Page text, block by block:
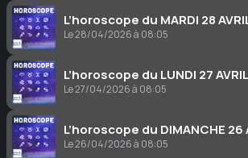
L’horoscope du MARDI 28
Le 28/04/2026 à 08:05
L’horoscope du LUNDI 27
Le 27/04/2026 à 08:05
L’horoscope du DIMANCHE 26
Le 26/04/2026 à 08:05